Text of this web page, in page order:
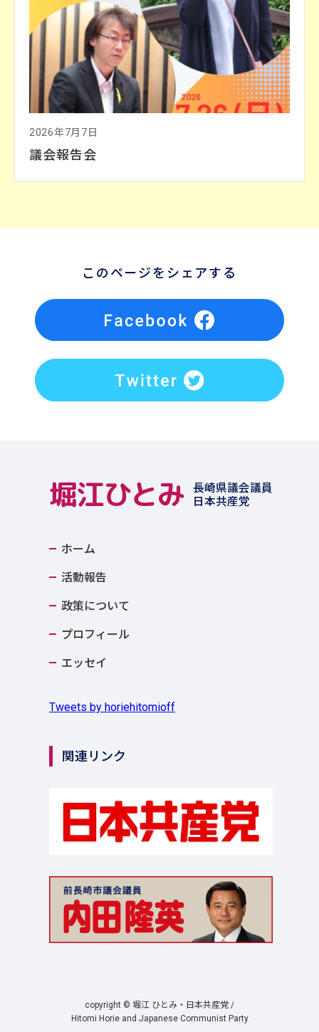
2026年7月7日
議会報告会
このページをシェアする
堀江ひとみ
長崎県議会議員
日本共産党
ホーム
活動報告
政策について
プロフィール
エッセイ
Tweets by horiehitomioff
関連リンク
copyright © 堀江 ひとみ・日本共産党 /
Hitomi Horie and Japanese Communist Party